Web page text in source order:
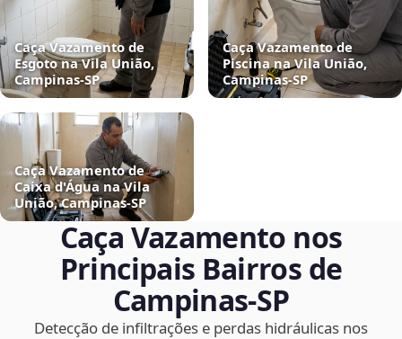
Caça Vazamento de
Esgoto na Vila União,
Campinas‑SP
Caça Vazamento de
Piscina na Vila União,
Campinas‑SP
Caça Vazamento de
Caixa d'Água na Vila
União, Campinas‑SP
Caça Vazamento nos
Principais Bairros de
Campinas‑SP
Detecção de infiltrações e perdas hidráulicas nos